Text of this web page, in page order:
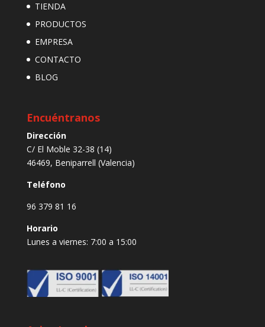
TIENDA
PRODUCTOS
EMPRESA
CONTACTO
BLOG
Encuéntranos
Dirección
C/ El Moble 32-38 (14)
46469, Beniparrell (Valencia)
Teléfono
96 379 81 16
Horario
Lunes a viernes: 7:00 a 15:00